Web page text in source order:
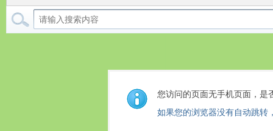
您访问的页面无手机页面，是
如果您的浏览器没有自动跳转